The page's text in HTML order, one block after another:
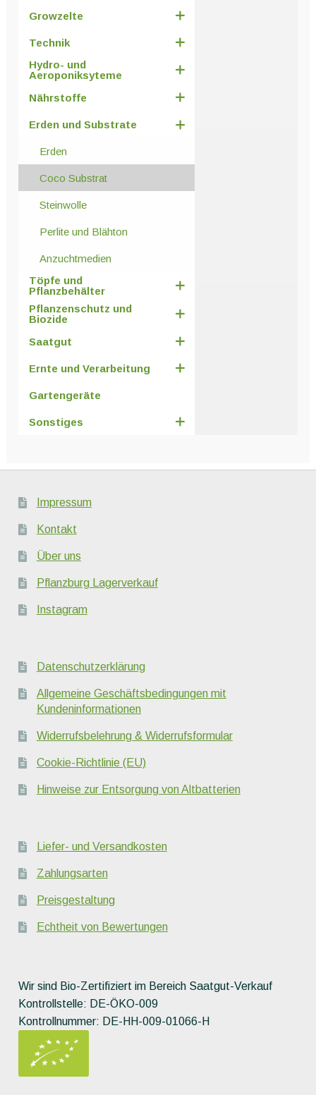
Growzelte
Technik
Hydro- und
Aeroponiksyteme
Nährstoffe
Erden und Substrate
Erden
Coco Substrat
Steinwolle
Perlite und Blähton
Anzuchtmedien
Töpfe und
Pflanzbehälter
Pflanzenschutz und
Biozide
Saatgut
Ernte und Verarbeitung
Gartengeräte
Sonstiges
Impressum
Kontakt
Über uns
Pflanzburg Lagerverkauf
Instagram
Datenschutzerklärung
Allgemeine Geschäftsbedingungen mit
Kundeninformationen
Widerrufsbelehrung & Widerrufsformular
Cookie-Richtlinie (EU)
Hinweise zur Entsorgung von Altbatterien
Liefer- und Versandkosten
Zahlungsarten
Preisgestaltung
Echtheit von Bewertungen
Wir sind Bio-Zertifiziert im Bereich Saatgut-Verkauf
Kontrollstelle: DE-ÖKO-009
Kontrollnummer: DE-HH-009-01066-H